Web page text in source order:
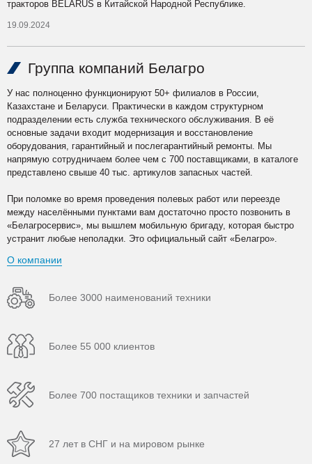
тракторов BELARUS в Китайской Народной Республике.
19.09.2024
Группа компаний Белагро
У нас полноценно функционируют 50+ филиалов в России,
Казахстане и Беларуси. Практически в каждом структурном
подразделении есть служба технического обслуживания. В её
основные задачи входит модернизация и восстановление
оборудования, гарантийный и послегарантийный ремонты. Мы
напрямую сотрудничаем более чем с 700 поставщиками, в каталоге
представлено свыше 40 тыс. артикулов запасных частей.
При поломке во время проведения полевых работ или переезде
между населёнными пунктами вам достаточно просто позвонить в
«Белагросервис», мы вышлем мобильную бригаду, которая быстро
устранит любые неполадки. Это официальный сайт «Белагро».
О компании
Более 3000 наименований техники
Более 55 000 клиентов
Более 700 постащиков техники и запчастей
27 лет в СНГ и на мировом рынке